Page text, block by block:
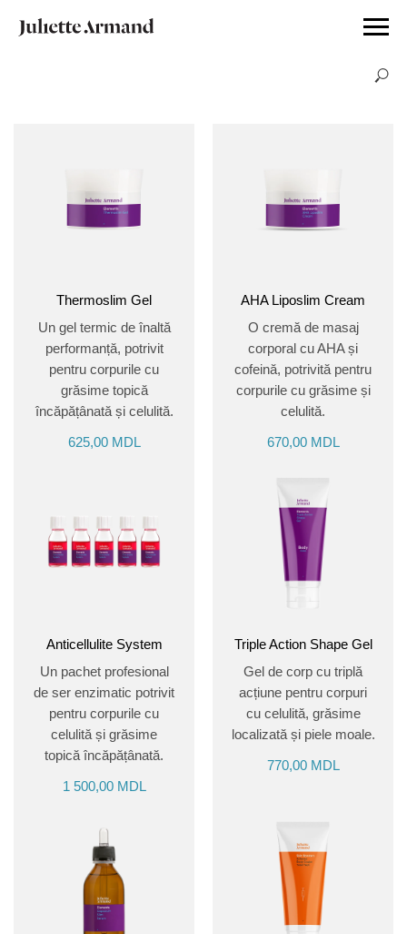
Thermoslim Gel
Un gel termic de înaltă
performanță, potrivit
pentru corpurile cu
grăsime topică
încăpățânată și celulită.
625,00 MDL
AHA Liposlim Cream
O cremă de masaj
corporal cu AHA și
cofeină, potrivită pentru
corpurile cu grăsime și
celulită.
670,00 MDL
Anticellulite System
Un pachet profesional
de ser enzimatic potrivit
pentru corpurile cu
celulită și grăsime
topică încăpățânată.
1 500,00 MDL
Triple Action Shape Gel
Gel de corp cu triplă
acțiune pentru corpuri
cu celulită, grăsime
localizată și piele moale.
770,00 MDL